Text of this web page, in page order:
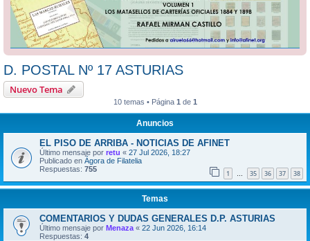
D. POSTAL Nº 17 ASTURIAS
Nuevo Tema
10 temas • Página 1 de 1
Anuncios
EL PISO DE ARRIBA - NOTICIAS DE AFINET
Último mensaje por retu « 27 Jul 2026, 18:27
Publicado en Ágora de Filatelia
Respuestas: 755 1 … 35 36 37 38
Temas
COMENTARIOS Y DUDAS GENERALES D.P. ASTURIAS
Último mensaje por Menaza « 22 Jun 2026, 16:14
Respuestas: 4